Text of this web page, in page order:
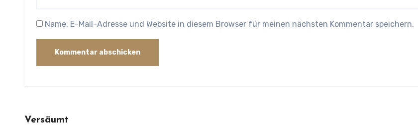
Name, E-Mail-Adresse und Website in diesem Browser für meinen nächsten Kommentar speichern.
Versäumt